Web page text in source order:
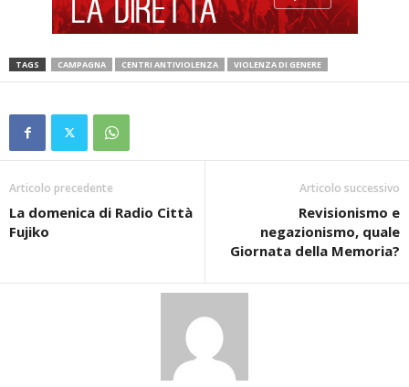
TAGS CAMPAGNA CENTRI ANTIVIOLENZA VIOLENZA DI GENERE
Articolo precedente
La domenica di Radio Città
Fujiko
Articolo successivo
Revisionismo e
negazionismo, quale
Giornata della Memoria?